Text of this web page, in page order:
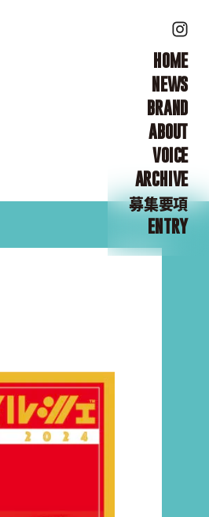
HOME
NEWS
BRAND
ABOUT
VOICE
ARCHIVE
募集要項
ENTRY